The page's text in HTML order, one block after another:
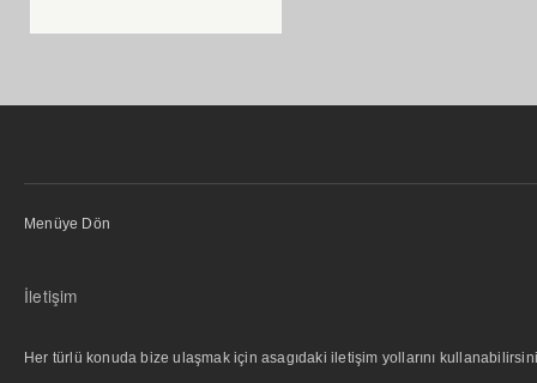
Menüye Dön
İletişim
Her türlü konuda bize ulaşmak için asagıdaki iletişim yollarını